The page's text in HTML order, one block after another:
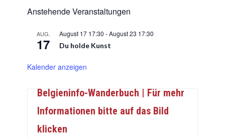
Anstehende Veranstaltungen
AUG.
17
August 17 17:30 -August 23 17:30
Du holde Kunst
Kalender anzeigen
Belgieninfo-Wanderbuch | Für mehr
Informationen bitte auf das Bild
klicken